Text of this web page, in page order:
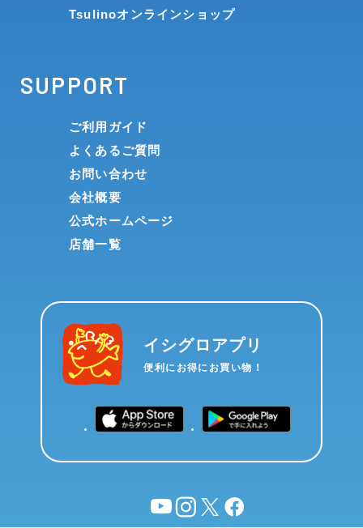
Tsulinoオンラインショップ
SUPPORT
ご利用ガイド
よくあるご質問
お問い合わせ
会社概要
公式ホームページ
店舗一覧
イシグロアプリ
便利にお得にお買い物！
YouTubeinstagram
X facebook